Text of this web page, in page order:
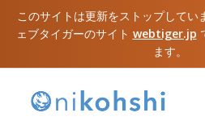
このサイトは更新をストップしてい
ェブタイガーのサイト webtiger.jp
ます。